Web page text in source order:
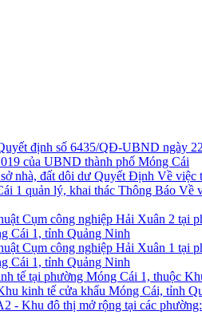
của UBND thành phố Móng Cái
Quyết Định Về việc
Thông Báo Về
Cái 1, tỉnh Quảng Ninh
Cái 1, tỉnh Quảng Ninh
kinh tế cửa khẩu Móng Cái, tỉnh